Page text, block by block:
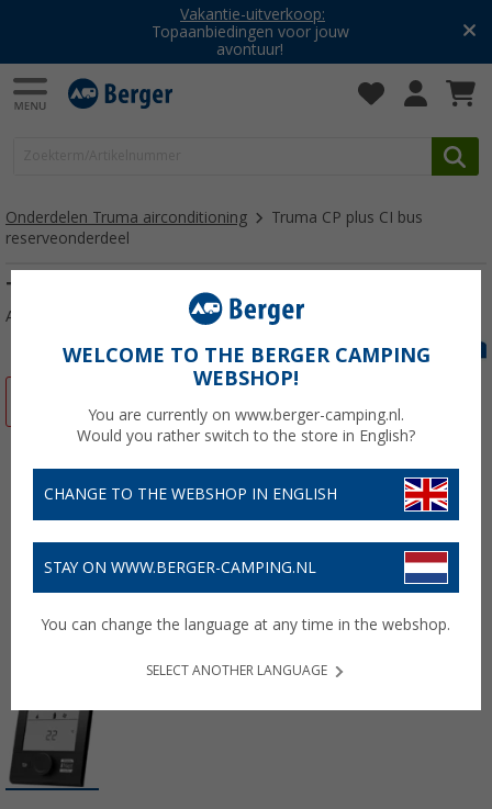
Vakantie-uitverkoop:
Topaanbiedingen voor jouw
avontuur!
Onderdelen Truma airconditioning
Truma CP plus CI bus
reserveonderdeel
Truma CP plus CI bus reserveonderdeel
Artikelnr: 124243
WELCOME TO THE BERGER CAMPING
WEBSHOP!
You are currently on www.berger-camping.nl.
Would you rather switch to the store in English?
CHANGE TO THE WEBSHOP IN ENGLISH
STAY ON WWW.BERGER-CAMPING.NL
You can change the language at any time in the webshop.
SELECT ANOTHER LANGUAGE